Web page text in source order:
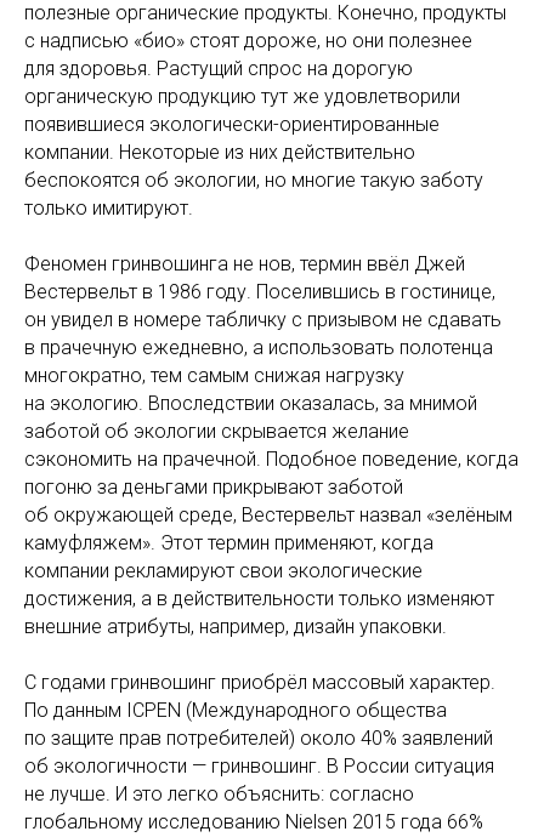
полезные органические продукты. Конечно, продукты
с надписью «био» стоят дороже, но они полезнее
для здоровья. Растущий спрос на дорогую
органическую продукцию тут же удовлетворили
появившиеся экологически-ориентированные
компании. Некоторые из них действительно
беспокоятся об экологии, но многие такую заботу
только имитируют.
Феномен гринвошинга не нов, термин ввёл Джей
Вестервельт в 1986 году. Поселившись в гостинице,
он увидел в номере табличку с призывом не сдавать
в прачечную ежедневно, а использовать полотенца
многократно, тем самым снижая нагрузку
на экологию. Впоследствии оказалась, за мнимой
заботой об экологии скрывается желание
сэкономить на прачечной. Подобное поведение, когда
погоню за деньгами прикрывают заботой
об окружающей среде, Вестервельт назвал «зелёным
камуфляжем». Этот термин применяют, когда
компании рекламируют свои экологические
достижения, а в действительности только изменяют
внешние атрибуты, например, дизайн упаковки.
С годами гринвошинг приобрёл массовый характер.
По данным ICPEN (Международного общества
по защите прав потребителей) около 40% заявлений
об экологичности — гринвошинг. В России ситуация
не лучше. И это легко объяснить: согласно
глобальному исследованию Nielsen 2015 года 66%